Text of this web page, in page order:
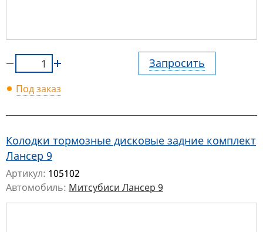
Запросить
Под заказ
Колодки тормозные дисковые задние комплект
Лансер 9
Артикул: 105102
Автомобиль: Митсубиси Лансер 9